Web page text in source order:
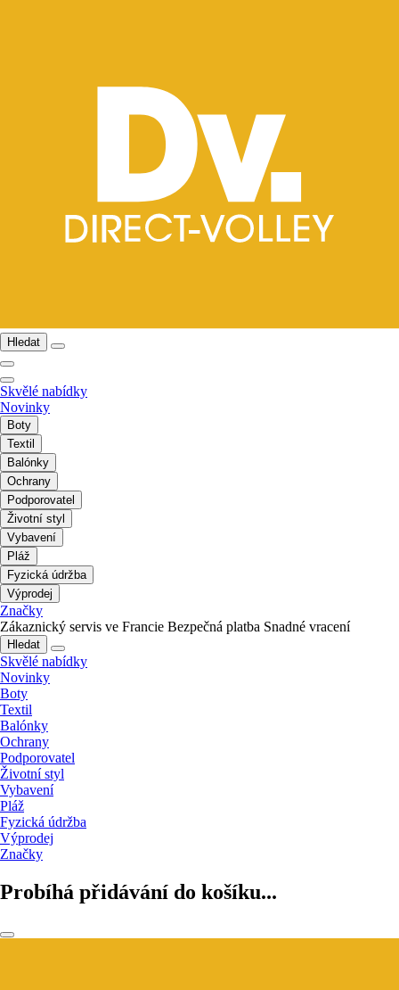
Hledat
Skvělé nabídky
Novinky
Boty
Textil
Balónky
Ochrany
Podporovatel
Životní styl
Vybavení
Pláž
Fyzická údržba
Výprodej
Značky
Zákaznický servis ve Francie Bezpečná platba Snadné vracení
Hledat
Skvělé nabídky
Novinky
Boty
Textil
Balónky
Ochrany
Podporovatel
Životní styl
Vybavení
Pláž
Fyzická údržba
Výprodej
Značky
Probíhá přidávání do košíku...